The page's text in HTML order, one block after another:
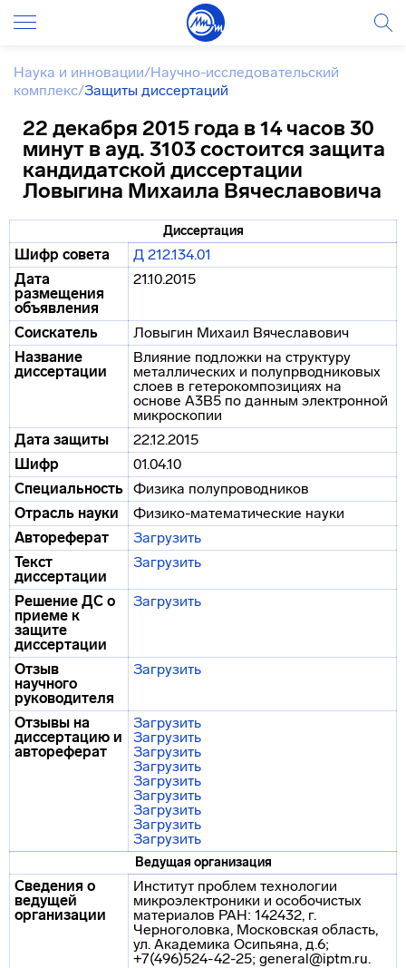
Наука и инновации/Научно-исследовательский
комплекс/Защиты диссертаций
22 декабря 2015 года в 14 часов 30
минут в ауд. 3103 состоится защита
кандидатской диссертации
Ловыгина Михаила Вячеславовича
Диссертация
Шифр совета
Д 212.134.01
Дата
размещения
объявления
21.10.2015
Соискатель
Ловыгин Михаил Вячеславович
Название
диссертации
Влияние подложки на структуру
металлических и полупрводниковых
слоев в гетерокомпозициях на
основе A3B5 по данным электронной
микроскопии
Дата защиты
22.12.2015
Шифр
01.04.10
Специальность Физика полупроводников
Отрасль науки
Физико-математические науки
Автореферат
Загрузить
Текст
диссертации
Загрузить
Решение ДС о
приеме к
защите
диссертации
Загрузить
Отзыв
научного
руководителя
Загрузить
Отзывы на
диссертацию и
автореферат
Загрузить
Загрузить
Загрузить
Загрузить
Загрузить
Загрузить
Загрузить
Загрузить
Загрузить
Ведущая организация
Сведения о
ведущей
организации
Институт проблем технологии
микроэлектроники и особочистых
материалов РАН: 142432, г.
Черноголовка, Московская область,
ул. Академика Осипьяна, д.6;
+7(496)524-42-25; general@iptm.ru.